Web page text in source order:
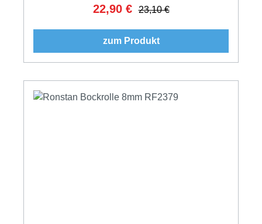
Verkaufspreis:
22,90 € Regulärer Preis:
23,10 €
zum Produkt